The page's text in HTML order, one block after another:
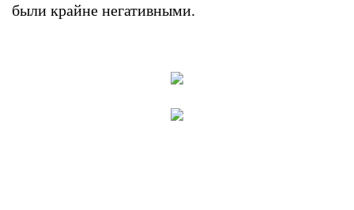
были крайне негативными.